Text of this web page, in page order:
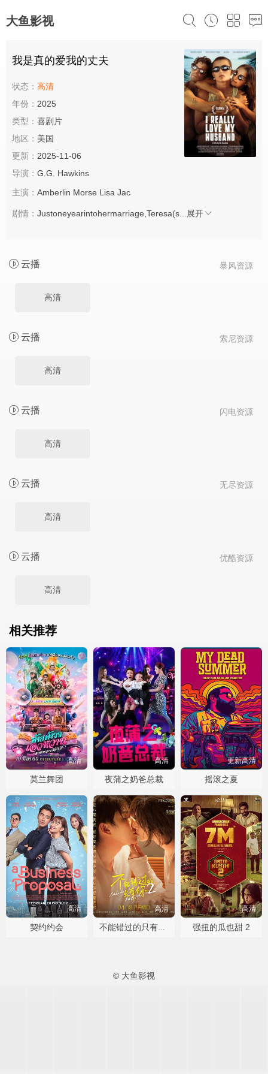
大鱼影视
我是真的爱我的丈夫
状态： 高清
年份： 2025
类型： 喜剧片
地区： 美国
更新： 2025-11-06
导演： G.G. Hawkins
主演： Amberlin Morse Lisa Jac
剧情： Justoneyearintohermarriage,Teresa(s... 展开
暴风资源
云播
高清
索尼资源
云播
高清
闪电资源
云播
高清
无尽资源
云播
高清
优酷资源
云播
高清
相关推荐
高清
莫兰舞团
高清
夜蒲之奶爸总裁
更新高清
摇滚之夏
高清
契约约会
高清
不能错过的只有你2
高清
强扭的瓜也甜 2
© 大鱼影视